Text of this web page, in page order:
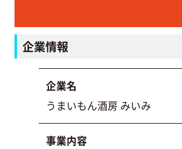
企業情報
企業名
うまいもん酒房 みいみ
事業内容